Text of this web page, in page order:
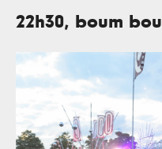
22h30, boum